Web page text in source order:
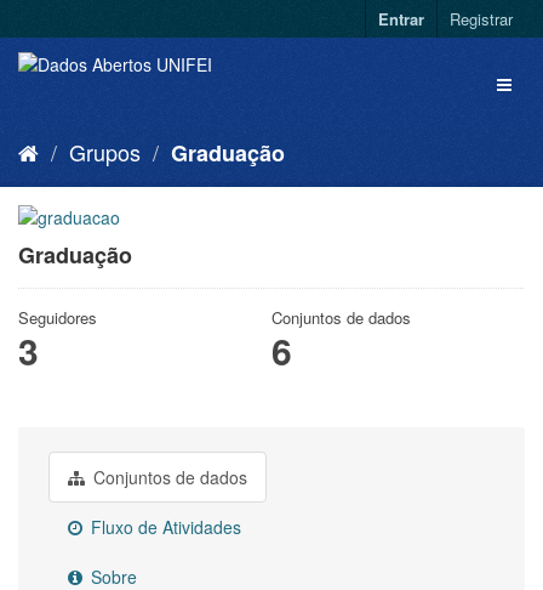
Entrar Registrar
Grupos Graduação
Graduação
Seguidores
3
Conjuntos de dados
6
Conjuntos de dados
Fluxo de Atividades
Sobre